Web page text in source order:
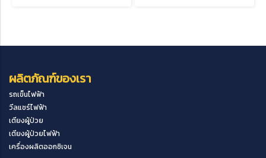
ผลิตภัณฑ์ของเรา
รถเข็นไฟฟ้า
วีลแชร์ไฟฟ้า
เตียงผู้ป่วย
เตียงผู้ป่วยไฟฟ้า
เครื่องผลิตออกซิเจน